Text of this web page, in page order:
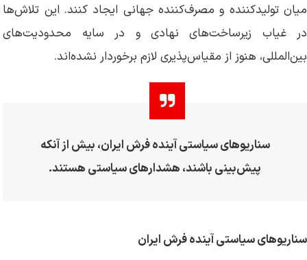
میان تولیدکننده و مصرف‌کننده جهانی ایجاد کنند. این تلاش‌ها
در غیاب زیرساخت‌های نهادی و در سایه محدودیت‌های
بین‌المللی، هنوز از مقیاس‌پذیری لازم برخوردار نشده‌اند.
سناریوهای سیاستی آینده فرش ایران،بیش از آنکه
پیش‌بینی باشند، هشدارهای سیاستی هستند.
سناریوهای سیاستی آینده فرش ایران